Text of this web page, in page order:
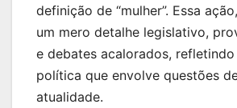
definição de “mulher”. Essa
um mero detalhe legislativo,
e debates acalorados,
política que envolve questões
atualidade.